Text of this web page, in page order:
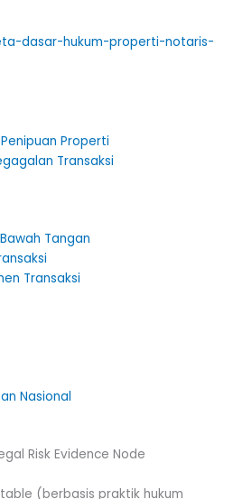
dasar-hukum-properti-notaris-
Properti
Transaksi
Tangan
Transaksi
Nasional
Risk Evidence Node
(berbasis praktik hukum